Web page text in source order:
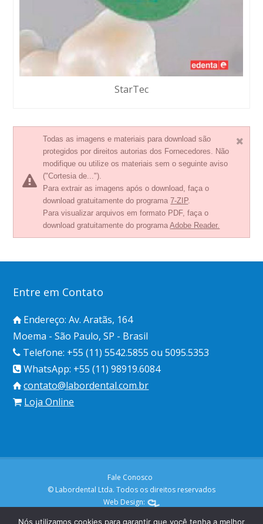
StarTec
Todas as imagens e materiais para download são
protegidos por direitos autorias dos Fornecedores. Não
modifique ou utilize os materiais sem o seguinte aviso
("Cortesia de...").
Para extrair as imagens após o download, faça o
download gratuitamente do programa7-ZIP.
Para visualizar arquivos em formato PDF, faça o
download gratuitamente do programaAdobe Reader.
Entre em Contato
Endereço: Av. Aratãs, 164
Moema - São Paulo, SP - Brasil
Telefone: +55 (11) 5542.5855 ou 5095.5353
WhatsApp: +55 (11) 98919.6084
contato@labordental.com.br
Loja Online
Fale Conosco
© Labordental Ltda. Todos os direitos reservados
Web Design:
Nós utilizamos cookies para garantir que você tenha a melhor